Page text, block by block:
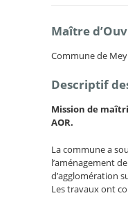
Maître
Commune de
Descriptif
Mission de
AOR.
La commune a
l’aménagement
d’agglomération
Les travaux ont